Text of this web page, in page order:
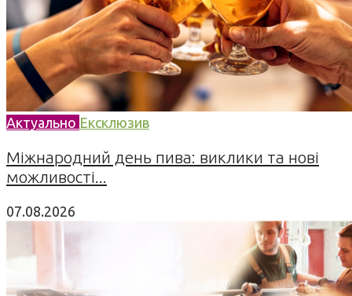
Актуально Ексклюзив
Міжнародний день пива: виклики та нові
можливості...
07.08.2026